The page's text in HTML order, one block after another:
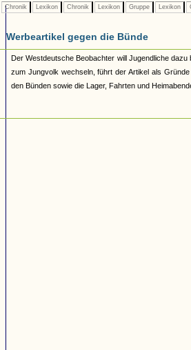
Chronik Lexikon Chronik Lexikon Gruppe Lexikon
Werbeartikel gegen die Bünde
Der Westdeutsche Beobachter will Jugendliche
zum Jungvolk wechseln, führt der Artikel als
den Bünden sowie die Lager, Fahrten und